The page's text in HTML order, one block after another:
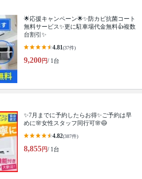
🌟応援キャンペーン🌟✨防カビ抗菌コート
無料サービス✨更に駐車場代金無料👍複数
台割引✨
4.81(37件)
9,200円/ 1台
✨7月までに予約したらお得✨ご予約は早
めに🌸女性スタッフ同行可🌸😷
4.82(387件)
8,855円/ 1台